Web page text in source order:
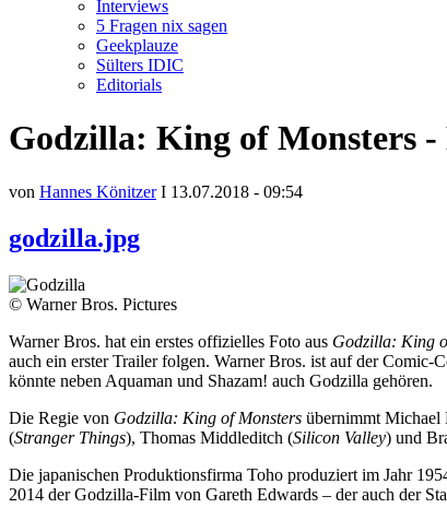
Interviews
5 Fragen nix sagen
Geekplauze
Sülters IDIC
Editorials
Godzilla: King of Monsters -
von Hannes KönitzerI 13.07.2018 - 09:54
godzilla.jpg
© Warner Bros. Pictures
Warner Bros. hat ein erstes offizielles Foto aus Godzilla: King
auch ein erster Trailer folgen. Warner Bros. ist auf der Comic-
könnte neben Aquaman und Shazam! auch Godzilla gehören.
Die Regie von Godzilla: King of Monsters übernimmt Michael
(Stranger Things), Thomas Middleditch (Silicon Valley) und
Die japanischen Produktionsfirma Toho produziert im Jahr
2014 der Godzilla-Film von Gareth Edwards – der auch der